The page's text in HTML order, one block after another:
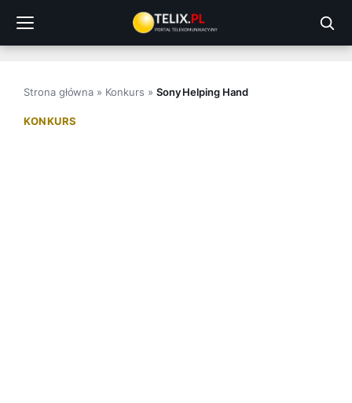
treści
Strona główna » Konkurs » Sony Helping Hand
KONKURS